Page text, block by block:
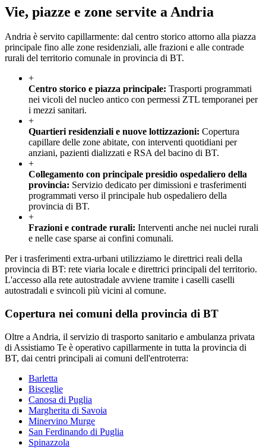
Vie, piazze e zone servite a Andria
Andria è servito capillarmente: dal centro storico attorno alla piazza
principale fino alle zone residenziali, alle frazioni e alle contrade
rurali del territorio comunale in provincia di BT.
+
Centro storico e piazza principale: Trasporti programmati
nei vicoli del nucleo antico con permessi ZTL temporanei per
i mezzi sanitari.
+
Quartieri residenziali e nuove lottizzazioni: Copertura
capillare delle zone abitate, con interventi quotidiani per
anziani, pazienti dializzati e RSA del bacino di BT.
+
Collegamento con principale presidio ospedaliero della
provincia: Servizio dedicato per dimissioni e trasferimenti
programmati verso il principale hub ospedaliero della
provincia di BT.
+
Frazioni e contrade rurali: Interventi anche nei nuclei rurali
e nelle case sparse ai confini comunali.
Per i trasferimenti extra-urbani utilizziamo le direttrici reali della
provincia di BT: rete viaria locale e direttrici principali del territorio.
L'accesso alla rete autostradale avviene tramite i caselli caselli
autostradali e svincoli più vicini al comune.
Copertura nei comuni della provincia di BT
Oltre a Andria, il servizio di trasporto sanitario e ambulanza privata
di Assistiamo Te è operativo capillarmente in tutta la provincia di
BT, dai centri principali ai comuni dell'entroterra:
Barletta
Bisceglie
Canosa di Puglia
Margherita di Savoia
Minervino Murge
San Ferdinando di Puglia
Spinazzola